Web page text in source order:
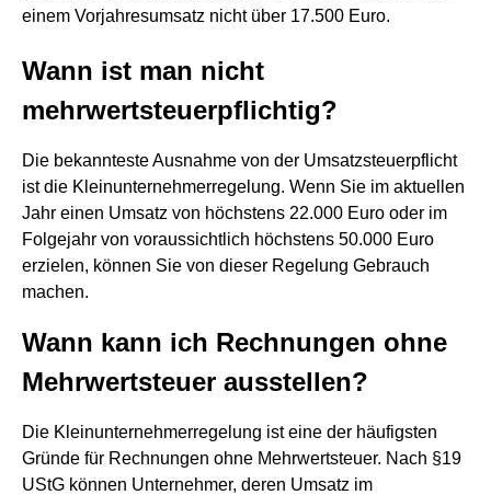
einem Vorjahresumsatz nicht über 17.500 Euro.
Wann ist man nicht
mehrwertsteuerpflichtig?
Die bekannteste Ausnahme von der Umsatzsteuerpflicht
ist die Kleinunternehmerregelung. Wenn Sie im aktuellen
Jahr einen Umsatz von höchstens 22.000 Euro oder im
Folgejahr von voraussichtlich höchstens 50.000 Euro
erzielen, können Sie von dieser Regelung Gebrauch
machen.
Wann kann ich Rechnungen ohne
Mehrwertsteuer ausstellen?
Die Kleinunternehmerregelung ist eine der häufigsten
Gründe für Rechnungen ohne Mehrwertsteuer. Nach §19
UStG können Unternehmer, deren Umsatz im